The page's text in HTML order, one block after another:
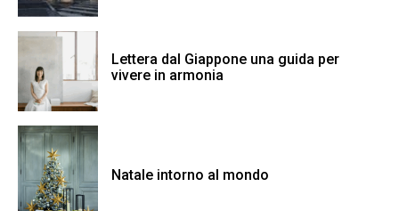
Lettera dal Giappone una guida per
vivere in armonia
Natale intorno al mondo